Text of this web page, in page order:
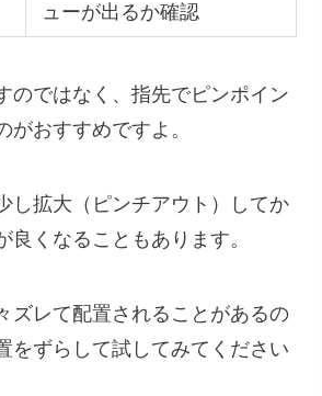
ューが出るか確認
のではなく、指先でピンポイン
がおすすめですよ。
し拡大（ピンチアウト）してか
良くなることもあります。
ズレて配置されることがあるの
をずらして試してみてください